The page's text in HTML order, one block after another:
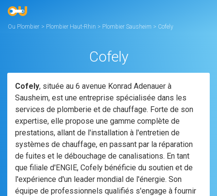
Ou Plombier > Plombier Haut-Rhin > Plombier Sausheim > Cofely
Cofely
Cofely, située au 6 avenue Konrad Adenauer à
Sausheim, est une entreprise spécialisée dans les
services de plomberie et de chauffage. Forte de son
expertise, elle propose une gamme complète de
prestations, allant de l'installation à l'entretien de
systèmes de chauffage, en passant par la réparation
de fuites et le débouchage de canalisations. En tant
que filiale d'ENGIE, Cofely bénéficie du soutien et de
l'expérience d'un leader mondial de l'énergie. Son
équipe de professionnels qualifiés s'engage à fournir